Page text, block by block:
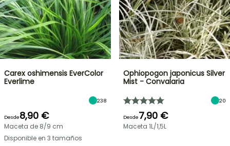
Carex oshimensis EverColor
Everlime
238
Desde8,90 €
Maceta de 8/9 cm
Disponible en 3 tamaños
Ophiopogon japonicus Silver
Mist - Convalaria
20
Desde7,90 €
Maceta 1L/1,5L